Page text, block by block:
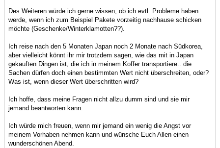
Des Weiteren würde ich gerne wissen, ob ich evtl. Probleme haben
werde, wenn ich zum Beispiel Pakete vorzeitig nachhause schicken
möchte (Geschenke/Winterklamotten??).
Ich reise nach den 5 Monaten Japan noch 2 Monate nach Südkorea,
aber vielleicht könnt ihr mir trotzdem sagen, wie das mit in Japan
gekauften Dingen ist, die ich in meinem Koffer transportiere.. die
Sachen dürfen doch einen bestimmten Wert nicht überschreiten, oder?
Was ist, wenn dieser Wert überschritten wird?
Ich hoffe, dass meine Fragen nicht allzu dumm sind und sie mir
jemand beantworten kann.
Ich würde mich freuen, wenn mir jemand ein wenig die Angst vor
meinem Vorhaben nehmen kann und wünsche Euch Allen einen
wunderschönen Abend.